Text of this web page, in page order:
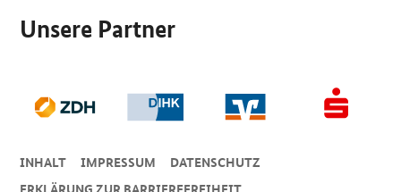
Unsere Partner
INHALT IMPRESSUM
DA­TEN­SCHUTZ